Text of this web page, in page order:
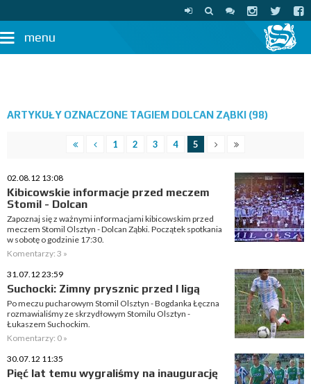
menu
ARTYKUŁY OZNACZONE TAGIEM DOLCAN ZĄBKI (98)
1 2 3 4 5
02.08.12 13:08
Kibicowskie informacje przed meczem
Stomil - Dolcan
Zapoznaj się z ważnymi informacjami kibicowskim przed
meczem Stomil Olsztyn - Dolcan Ząbki. Początek spotkania
w sobotę o godzinie 17:30.
Komentarzy: 3 »
31.07.12 23:59
Suchocki: Zimny prysznic przed I ligą
Po meczu pucharowym Stomil Olsztyn - Bogdanka Łęczna
rozmawialiśmy ze skrzydłowym Stomilu Olsztyn -
Łukaszem Suchockim.
Komentarzy: 0 »
30.07.12 11:35
Pięć lat temu wygraliśmy na inaugurację